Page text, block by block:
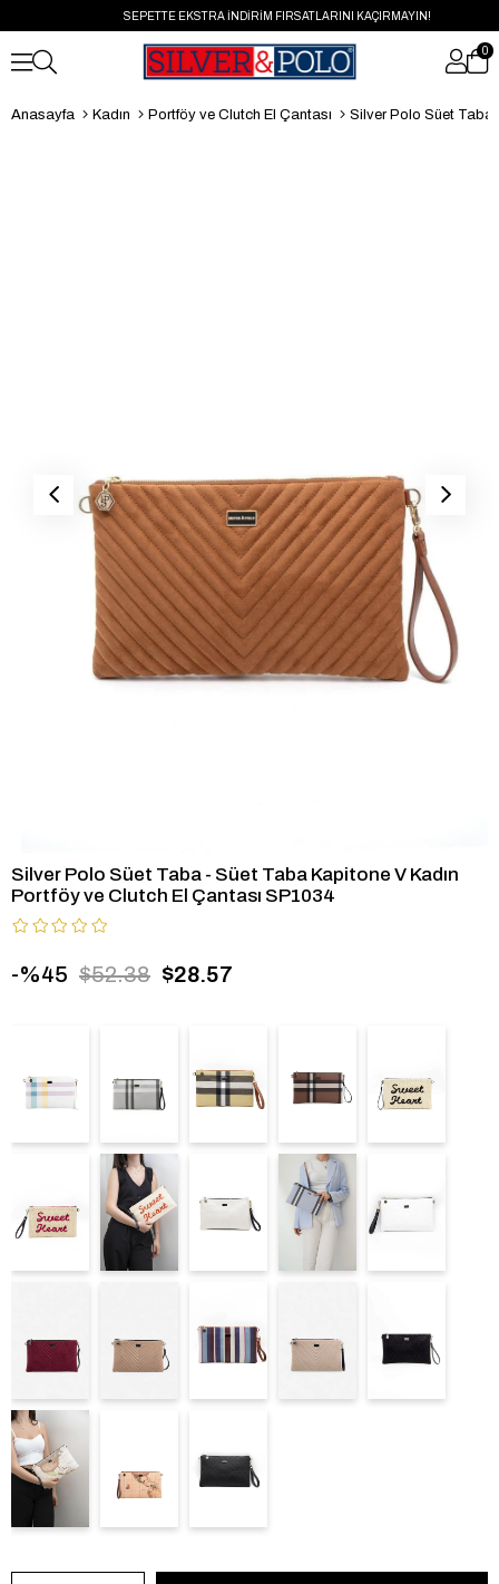
SEPETTE EKSTRA İNDİRİM FIRSATLARINI KAÇIRMAYIN!
0
Anasayfa Kadın Portföy ve Clutch El Çantası Silver Polo Süet Taba - Süet Taba
Silver Polo Süet Taba - Süet Taba Kapitone V Kadın
Portföy ve Clutch El Çantası SP1034
45 $52.38 $28.57